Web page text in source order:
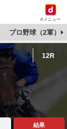
dメニュー
プロ野球（2軍）
12R
結果